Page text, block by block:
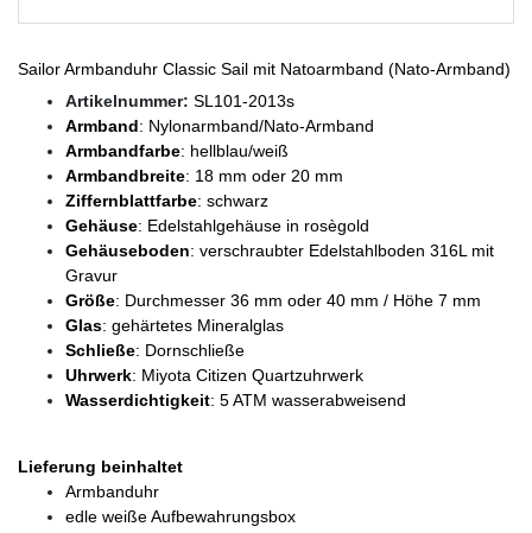
Sailor Armbanduhr Classic Sail mit Natoarmband (Nato-Armband)
Artikelnummer: SL101-2013s
Armband: Nylonarmband/Nato-Armband
Armbandfarbe: hellblau/weiß
Armbandbreite: 18 mm oder 20 mm
Ziffernblattfarbe: schwarz
Gehäuse: Edelstahlgehäuse in rosègold
Gehäuseboden: verschraubter Edelstahlboden 316L mit
Gravur
Größe: Durchmesser 36 mm oder 40 mm / Höhe 7 mm
Glas: gehärtetes Mineralglas
Schließe: Dornschließe
Uhrwerk: Miyota Citizen Quartzuhrwerk
Wasserdichtigkeit: 5 ATM wasserabweisend
Lieferung beinhaltet
Armbanduhr
edle weiße Aufbewahrungsbox